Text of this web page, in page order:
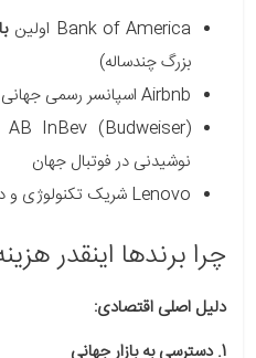
Bank of America اولین
بزرگ چندساله)
Airbnb اسپانسر رسمی جهانی و فعال در حوزه تجربه هواداری
نوشیدنی در فوتبال جهان
Lenovo شریک تکنولوژی و دیتا
چرا برندها اینقدر
دلیل اصلی اقتصادی:
1. دسترسی به بازار جهانی